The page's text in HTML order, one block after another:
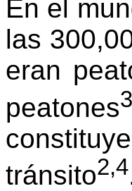
En el
las
eran
peatones3
tránsito2,4